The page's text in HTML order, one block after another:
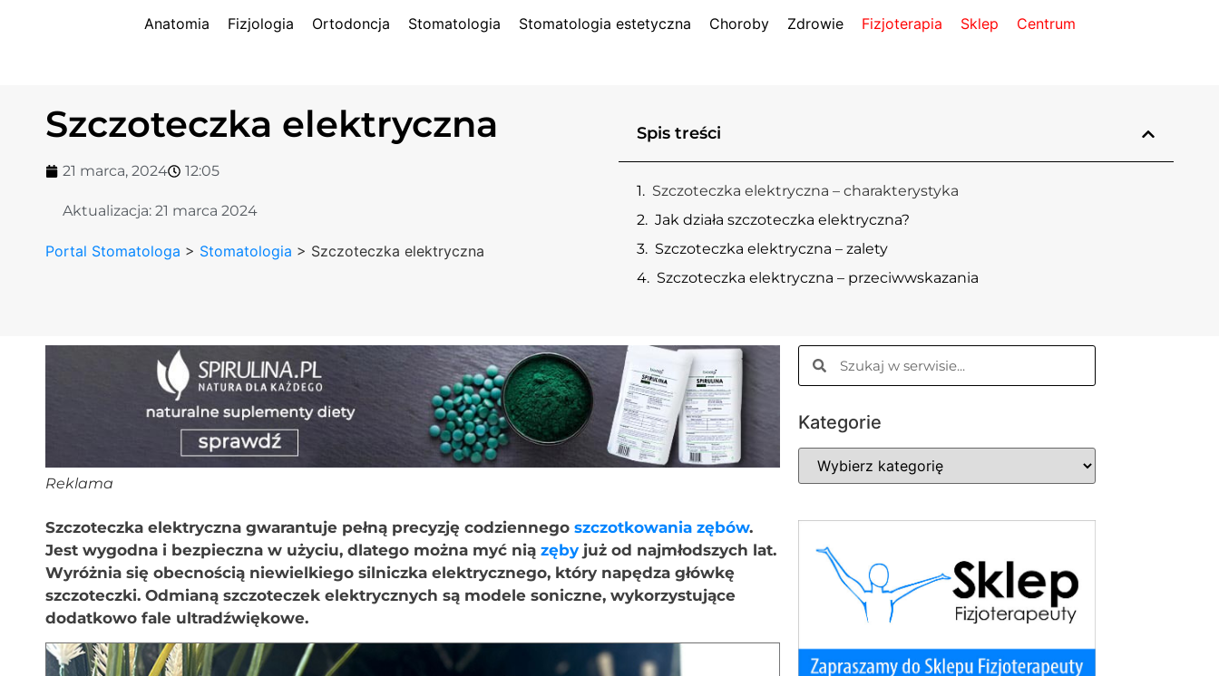
Anatomia Fizjologia Ortodoncja Stomatologia Stomatologia estetyczna Choroby Zdrowie Fizjoterapia Sklep Centrum
Szczoteczka elektryczna
21 marca, 2024 12:05
Aktualizacja:21 marca 2024
Portal Stomatologa > Stomatologia > Szczoteczka elektryczna
Spis treści
Szczoteczka elektryczna – charakterystyka
Jak działa szczoteczka elektryczna?
Szczoteczka elektryczna – zalety
Szczoteczka elektryczna – przeciwwskazania
Reklama
Szczoteczka elektryczna gwarantuje pełną precyzję codziennegoszczotkowania zębów.
Jest wygodna i bezpieczna w użyciu, dlatego można myć niązęby już od najmłodszych lat.
Wyróżnia się obecnością niewielkiego silniczka elektrycznego, który napędza główkę
szczoteczki. Odmianą szczoteczek elektrycznych są modele soniczne, wykorzystujące
dodatkowo fale ultradźwiękowe.
Kategorie